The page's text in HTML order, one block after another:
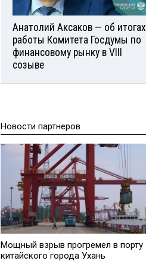
Анатолий Аксаков — об итогах
работы Комитета Госдумы по
финансовому рынку в VIII
созыве
Новости партнеров
Мощный взрыв прогремел в порту
китайского города Ухань